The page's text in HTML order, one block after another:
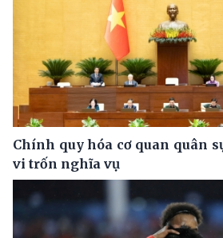
Chính quy hóa cơ quan quân
vi trốn nghĩa vụ